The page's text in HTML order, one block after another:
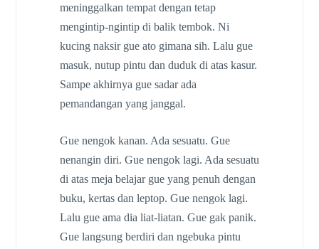
meninggalkan tempat dengan tetap
mengintip-ngintip di balik tembok. Ni
kucing naksir gue ato gimana sih. Lalu gue
masuk, nutup pintu dan duduk di atas kasur.
Sampe akhirnya gue sadar ada
pemandangan yang janggal.
Gue nengok kanan. Ada sesuatu. Gue
nenangin diri. Gue nengok lagi. Ada sesuatu
di atas meja belajar gue yang penuh dengan
buku, kertas dan leptop. Gue nengok lagi.
Lalu gue ama dia liat-liatan. Gue gak panik.
Gue langsung berdiri dan ngebuka pintu